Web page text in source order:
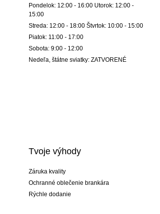
Pondelok: 12:00 - 16:00 Utorok: 12:00 -
15:00
Streda: 12:00 - 18:00 Štvrtok: 10:00 - 15:00
Piatok: 11:00 - 17:00
Sobota: 9:00 - 12:00
Nedeľa, štátne sviatky: ZATVORENÉ
Tvoje výhody
Záruka kvality
Ochranné oblečenie brankára
Rýchle dodanie